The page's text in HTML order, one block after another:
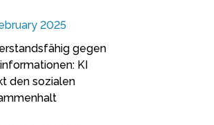
2025
gegen
KI
den sozialen